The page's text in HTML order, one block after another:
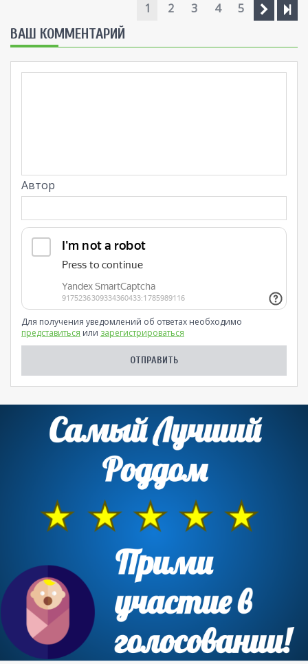
1 2 3 4 5
ВАШ КОММЕНТАРИЙ
Автор
Для получения уведомлений об ответах необходимо
представиться или зарегистрироваться